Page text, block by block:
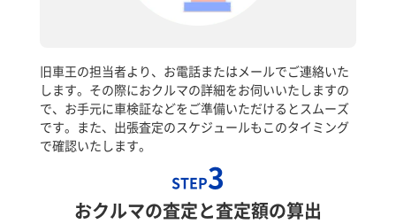
旧車王の担当者より、お電話またはメールでご連絡いた
します。その際におクルマの詳細をお伺いいたしますの
で、お手元に車検証などをご準備いただけるとスムーズ
です。また、出張査定のスケジュールもこのタイミング
で確認いたします。
STEP3
おクルマの査定と査定額の算出